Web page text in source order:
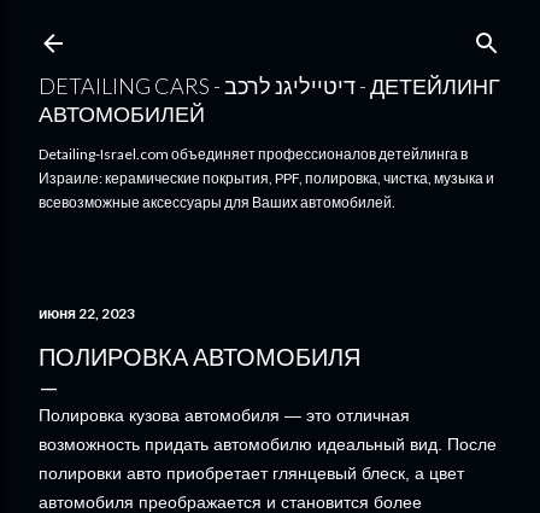
К
DETAILING CARS - דיטייליגנ לרכב - ДЕТЕЙЛИНГ
АВТОМОБИЛЕЙ
Detailing-Israel.com объединяет профессионалов детейлинга в
Израиле: керамические покрытия, PPF, полировка, чистка, музыка и
всевозможные аксессуары для Ваших автомобилей.
июня 22, 2023
ПОЛИРОВКА АВТОМОБИЛЯ
Полировка кузова автомобиля — это отличная
возможность придать автомобилю идеальный вид. После
полировки авто приобретает глянцевый блеск, а цвет
автомобиля преображается и становится более